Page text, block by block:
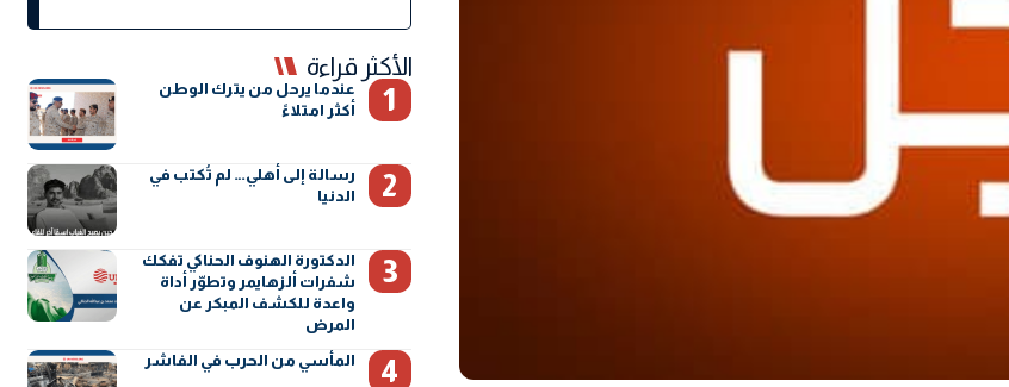
الأكثر قراءة
عندما يرحل من يترك الوطن
أكثر امتلاءً
رسالة إلى أهلي… لم تُكتب في
الدنيا
الدكتورة الهنوف الحناكي تفكك
شفرات ألزهايمر وتطوّر أداة
واعدة للكشف المبكر عن
المرض
المأسي من الحرب في الفاشر